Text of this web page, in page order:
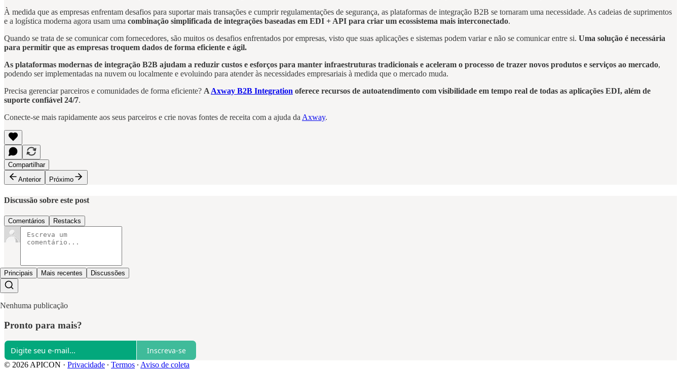
À medida que as empresas enfrentam desafios para suportar mais transações e cumprir regulamentações de segurança, as plataformas de integração B2B se tornaram uma necessidade. As cadeias de suprimentos
e a logística moderna agora usam uma combinação simplificada de integrações baseadas em EDI + API para criar um ecossistema mais interconectado.
Quando se trata de se comunicar com fornecedores, são muitos os desafios enfrentados por empresas, visto que suas aplicações e sistemas podem variar e não se comunicar entre si. Uma solução é necessária
para permitir que as empresas troquem dados de forma eficiente e ágil.
As plataformas modernas de integração B2B ajudam a reduzir custos e esforços para manter infraestruturas tradicionais e aceleram o processo de trazer novos produtos e serviços ao mercado,
podendo ser implementadas na nuvem ou localmente e evoluindo para atender às necessidades empresariais à medida que o mercado muda.
Precisa gerenciar parceiros e comunidades de forma eficiente? AAxway B2B Integration oferece recursos de autoatendimento com visibilidade em tempo real de todas as aplicações EDI, além de
suporte confiável 24/7.
Conecte-se mais rapidamente aos seus parceiros e crie novas fontes de receita com a ajuda daAxway.
Compartilhar
Anterior
Próximo
Discussão sobre este post
Comentários Restacks
Principais Mais recentes Discussões
Nenhuma publicação
Pronto para mais?
Inscreva-se
© 2026 APICON · Privacidade ∙ Termos ∙ Aviso de coleta